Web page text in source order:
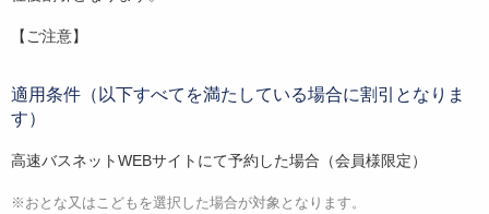
【ご注意】
適用条件（以下すべてを満たしている場合に割引となりま
す）
高速バスネットWEBサイトにて予約した場合（会員様限定）
※おとな又はこどもを選択した場合が対象となります。